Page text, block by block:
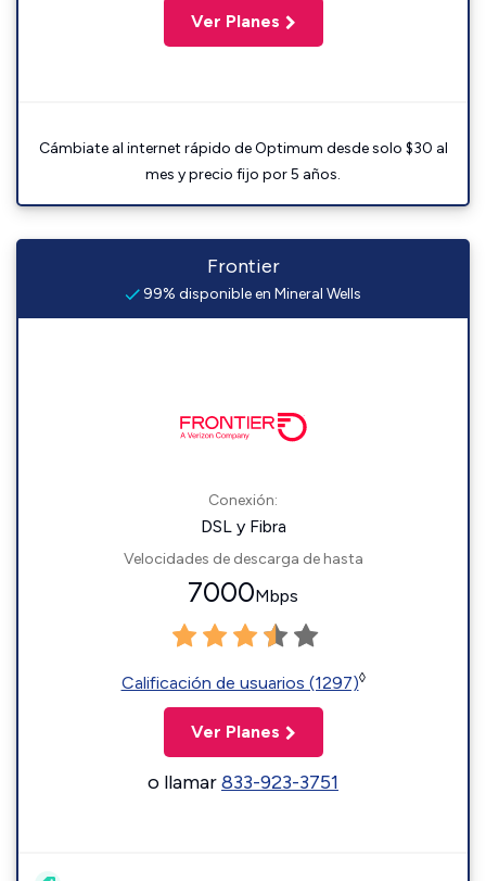
Ver Planes
Cámbiate al internet rápido de Optimum desde solo $30 al
mes y precio fijo por 5 años.
Frontier
99% disponible en Mineral Wells
Conexión:
DSL y Fibra
Velocidades de descarga de hasta
7000Mbps
Calificación de usuarios (1297)◊
Ver Planes
o llamar833-923-3751